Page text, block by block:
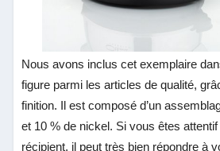
Nous avons inclus cet exemplaire
figure parmi les articles de qualité,
finition. Il est composé d’un
et 10 % de nickel. Si vous êtes
récipient, il peut très bien répondre à